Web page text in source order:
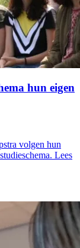
hun eigen
volgen hun
Lees